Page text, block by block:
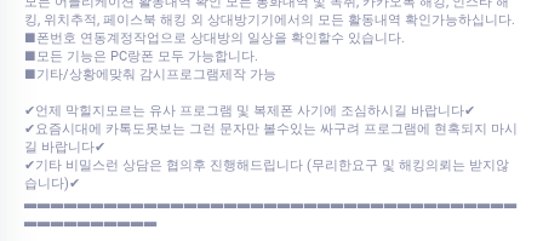
킹, 위치추적, 페이스북 해킹 외 상대방기기에서의 모든 활동내역 확인가능하십니다.
■폰번호 연동계정작업으로 상대방의 일상을 확인할수 있습니다.
■모든 기능은 PC랑폰 모두 가능합니다.
■기타/상황에맞춰 감시프로그램제작 가능
✔언제 막힐지모르는 유사 프로그램 및 복제폰 사기에 조심하시길 바랍니다✔
✔요즘시대에 카톡도못보는 그런 문자만 볼수있는 싸구려 프로그램에 현혹되지 마시
길 바랍니다✔
✔기타 비밀스런 상담은 협의후 진행해드립니다 (무리한요구 및 해킹의뢰는 받지않
습니다)✔
▃▃▃▃▃▃▃▃▃▃▃▃▃▃▃▃▃▃▃▃▃▃▃▃▃▃▃▃▃▃▃▃▃▃▃▃▃
▃▃▃▃▃▃▃▃▃▃